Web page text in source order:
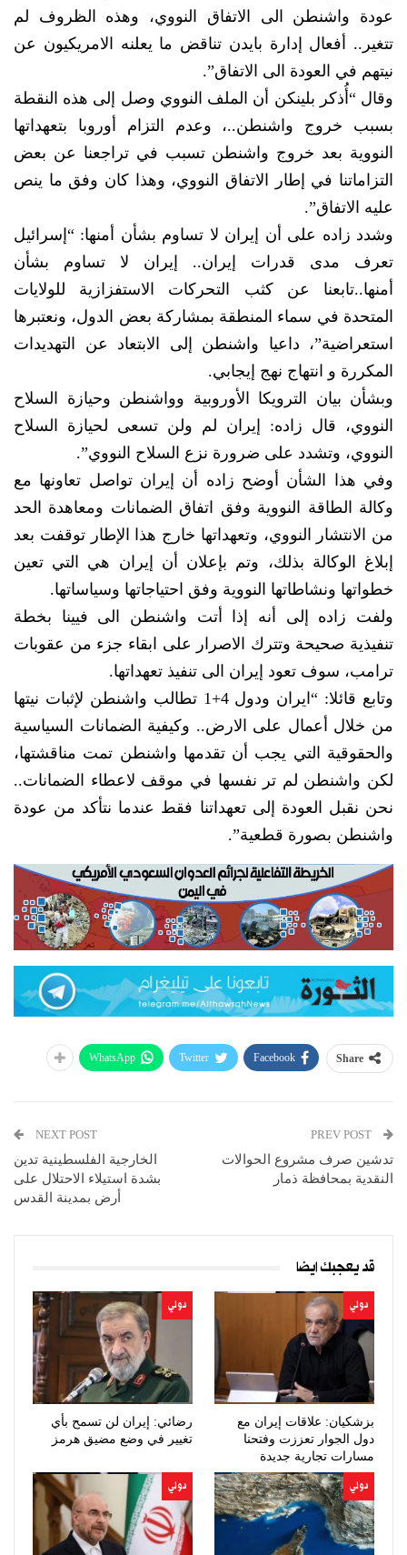
عودة واشنطن الى الاتفاق النووي، وهذه الظروف لم
تتغير.. أفعال إدارة بايدن تناقض ما يعلنه الامريكيون عن
نيتهم في العودة الى الاتفاق”.
وقال “أُذكر بلينكن أن الملف النووي وصل إلى هذه النقطة
بسبب خروج واشنطن..، وعدم التزام أوروبا بتعهداتها
النووية بعد خروج واشنطن تسبب في تراجعنا عن بعض
التزاماتنا في إطار الاتفاق النووي، وهذا كان وفق ما ينص
عليه الاتفاق”.
وشدد زاده على أن إيران لا تساوم بشأن أمنها: “إسرائيل
تعرف مدى قدرات إيران.. إيران لا تساوم بشأن
أمنها..تابعنا عن كثب التحركات الاستفزازية للولايات
المتحدة في سماء المنطقة بمشاركة بعض الدول، ونعتبرها
استعراضية”، داعيا واشنطن إلى الابتعاد عن التهديدات
المكررة و انتهاج نهج إيجابي.
وبشأن بيان الترويكا الأوروبية وواشنطن وحيازة السلاح
النووي، قال زاده: إيران لم ولن تسعى لحيازة السلاح
النووي، وتشدد على ضرورة نزع السلاح النووي”.
وفي هذا الشأن أوضح زاده أن إيران تواصل تعاونها مع
وكالة الطاقة النووية وفق اتفاق الضمانات ومعاهدة الحد
من الانتشار النووي، وتعهداتها خارج هذا الإطار توقفت بعد
إبلاغ الوكالة بذلك، وتم بإعلان أن إيران هي التي تعين
خطواتها ونشاطاتها النووية وفق احتياجاتها وسياساتها.
ولفت زاده إلى أنه إذا أتت واشنطن الى فيينا بخطة
تنفيذية صحيحة وتترك الاصرار على ابقاء جزء من عقوبات
ترامب، سوف تعود إيران الى تنفيذ تعهداتها.
وتابع قائلا: “ايران ودول 4+1 تطالب واشنطن لإثبات نيتها
من خلال أعمال على الارض.. وكيفية الضمانات السياسية
والحقوقية التي يجب أن تقدمها واشنطن تمت مناقشتها،
لكن واشنطن لم تر نفسها في موقف لاعطاء الضمانات..
نحن نقبل العودة إلى تعهداتنا فقط عندما نتأكد من عودة
واشنطن بصورة قطعية”.
Share
Facebook
Twitter
WhatsApp
تدشين صرف مشروع الحوالات
النقدية بمحافظة ذمار
NEXT POST
الخارجية الفلسطينية تدين
بشدة استيلاء الاحتلال على
أرض بمدينة القدس
قد يعجبك ايضا
دولي
بزشكيان: علاقات إيران مع
دول الجوار تعززت وفتحنا
مسارات تجارية جديدة
دولي
رضائي: إيران لن تسمح بأي
تغيير في وضع مضيق هرمز
دولي دولي